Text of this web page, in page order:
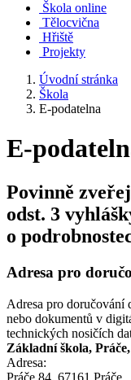
Škola online
Tělocvična
Hřiště
Projekty
Úvodní stránka
Škola
E-podatelna
E-
Povinně
odst. 3
o
Adresa pro
Adresa pro doručování
nebo dokumentů v
technických nosičích
Základní škola,
Adresa:
Práče 84, 67161 Práče